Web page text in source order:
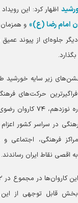
اظهار کرد: این
امام رضا (ع)» و همزمان
جلوه‌ای از پیوند عمیق
زیر سایه
حرکت‌های
است، افزود: در دوره
در سراسر کشور
فرهنگی، اجتماعی
اقصی نقاط ایران رساندند.
قابل توجهی از این